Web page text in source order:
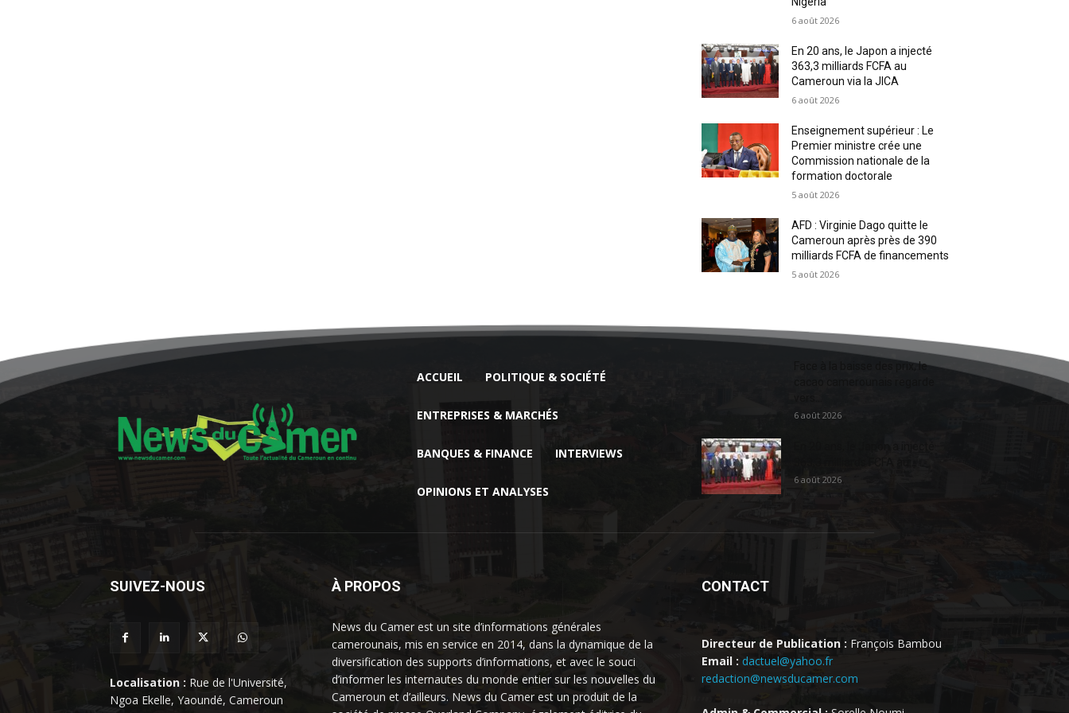
6 août 2026
En 20 ans, le Japon a injecté
363,3 milliards FCFA au
Cameroun via la JICA
6 août 2026
Enseignement supérieur : Le
Premier ministre crée une
Commission nationale de la
formation doctorale
5 août 2026
AFD : Virginie Dago quitte le
Cameroun après près de 390
milliards FCFA de financements
5 août 2026
ACCUEIL POLITIQUE & SOCIÉTÉ
ENTREPRISES & MARCHÉS
BANQUES & FINANCE INTERVIEWS
OPINIONS ET ANALYSES
Face à la baisse des prix, le
6 août 2026
6 août 2026
SUIVEZ-NOUS
Localisation : Rue de l'Université,
Ngoa Ekelle, Yaoundé, Cameroun
À PROPOS
News du Camer est un site d’informations générales
camerounais, mis en service en 2014, dans la dynamique de la
diversification des supports d’informations, et avec le souci
d’informer les internautes du monde entier sur les nouvelles du
Cameroun et d’ailleurs. News du Camer est un produit de la
CONTACT
Directeur de Publication : François Bambou
Email : dactuel@yahoo.fr
redaction@newsducamer.com